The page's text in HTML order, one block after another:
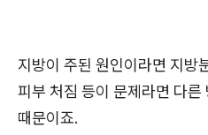
지방이 주된 원인이라면 지방
피부 처짐 등이 문제라면 다
때문이죠.